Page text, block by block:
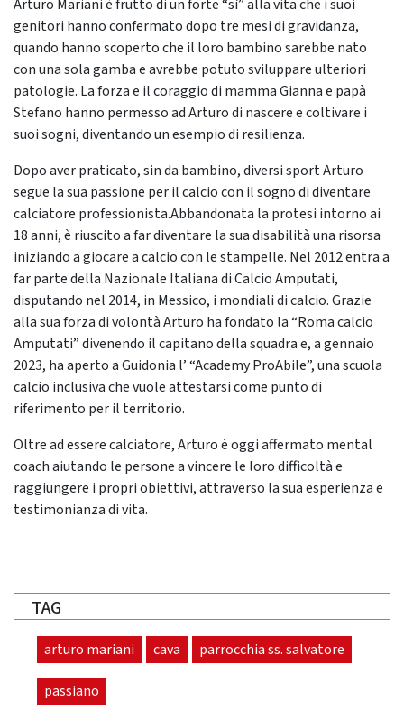
Arturo Mariani è frutto di un forte “sì” alla vita che i suoi
genitori hanno confermato dopo tre mesi di gravidanza,
quando hanno scoperto che il loro bambino sarebbe nato
con una sola gamba e avrebbe potuto sviluppare ulteriori
patologie. La forza e il coraggio di mamma Gianna e papà
Stefano hanno permesso ad Arturo di nascere e coltivare i
suoi sogni, diventando un esempio di resilienza.
Dopo aver praticato, sin da bambino, diversi sport Arturo
segue la sua passione per il calcio con il sogno di diventare
calciatore professionista.Abbandonata la protesi intorno ai
18 anni, è riuscito a far diventare la sua disabilità una risorsa
iniziando a giocare a calcio con le stampelle. Nel 2012 entra a
far parte della Nazionale Italiana di Calcio Amputati,
disputando nel 2014, in Messico, i mondiali di calcio. Grazie
alla sua forza di volontà Arturo ha fondato la “Roma calcio
Amputati” divenendo il capitano della squadra e, a gennaio
2023, ha aperto a Guidonia l’ “Academy ProAbile”, una scuola
calcio inclusiva che vuole attestarsi come punto di
riferimento per il territorio.
Oltre ad essere calciatore, Arturo è oggi affermato mental
coach aiutando le persone a vincere le loro difficoltà e
raggiungere i propri obiettivi, attraverso la sua esperienza e
testimonianza di vita.
TAG
arturo mariani cava parrocchia ss. salvatore
passiano